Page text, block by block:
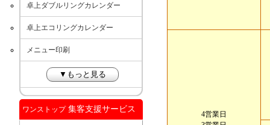
4営業日
卓上ダブルリングカレンダー
卓上エコリングカレンダー
メニュー印刷
▼もっと見る
ワンストップ集客支援サービス